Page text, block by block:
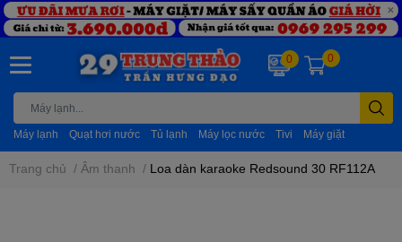
Máy lạnh Quạt hơi nước Tủ lạnh Máy lọc nước Tivi Máy giặt
0 0
Trang chủ / Âm thanh / Loa dàn karaoke Redsound 30 RF112A